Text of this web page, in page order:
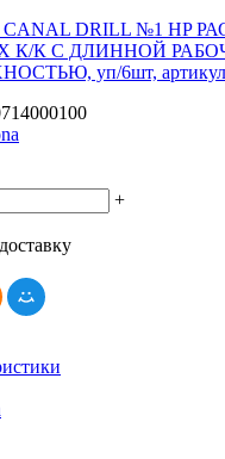
+